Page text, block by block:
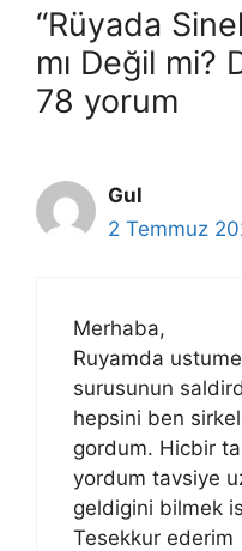
“Rüyada
mı Değil mi?
78 yorum
Gul
2 Temmuz
Merhaba,
Ruyamda
surusunun
hepsini ben
gordum. Hicbir
yordum tavsiye
geldigini bilmek
Tesekkur ederim